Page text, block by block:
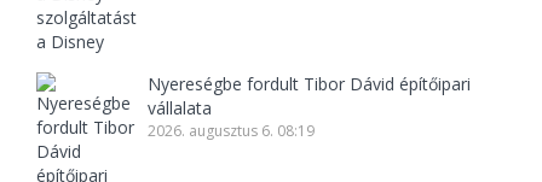
Nyereségbe fordult Tibor Dávid építőipari
vállalata
2026. augusztus 6. 08:19